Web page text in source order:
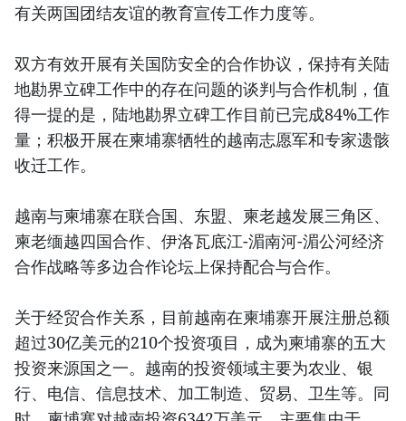
有关两国团结友谊的教育宣传工作力度等。
双方有效开展有关国防安全的合作协议，保持有关陆
地勘界立碑工作中的存在问题的谈判与合作机制，值
得一提的是，陆地勘界立碑工作目前已完成84%工作
量；积极开展在柬埔寨牺牲的越南志愿军和专家遗骸
收迁工作。
越南与柬埔寨在联合国、东盟、柬老越发展三角区、
柬老缅越四国合作、伊洛瓦底江-湄南河-湄公河经济
合作战略等多边合作论坛上保持配合与合作。
关于经贸合作关系，目前越南在柬埔寨开展注册总额
超过30亿美元的210个投资项目，成为柬埔寨的五大
投资来源国之一。越南的投资领域主要为农业、银
行、电信、信息技术、加工制造、贸易、卫生等。同